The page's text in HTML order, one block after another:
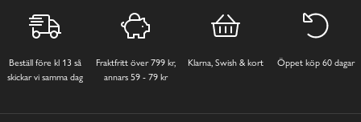
Beställ före kl 13 så
skickar vi samma dag
Fraktfritt över 799 kr,
annars 59 - 79 kr
Klarna, Swish & kort Öppet köp 60 dagar